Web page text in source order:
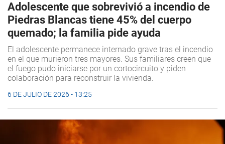
Adolescente que sobrevivió a incendio de
Piedras Blancas tiene 45% del cuerpo
quemado; la familia pide ayuda
El adolescente permanece internado grave tras el incendio
en el que murieron tres mayores. Sus familiares creen que
el fuego pudo iniciarse por un cortocircuito y piden
colaboración para reconstruir la vivienda.
6 DE JULIO DE 2026 - 13:25